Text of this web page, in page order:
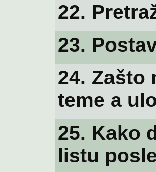
22.
23.
24. Zašto
teme a
25. Kako
listu